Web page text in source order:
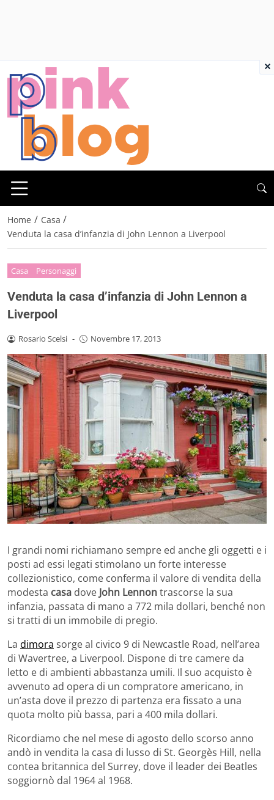
Home / Casa /
Venduta la casa d’infanzia di John Lennon a Liverpool
Casa Personaggi
Venduta la casa d’infanzia di John Lennon a
Liverpool
Rosario Scelsi - Novembre 17, 2013
I grandi nomi richiamano sempre ed anche gli oggetti e i
posti ad essi legati stimolano un forte interesse
collezionistico, come conferma il valore di vendita della
modesta casa dove John Lennontrascorse la sua
infanzia, passata di mano a 772 mila dollari, benché non
si tratti di un immobile di pregio.
La dimora sorge al civico 9 di Newcastle Road, nell’area
di Wavertree, a Liverpool. Dispone di tre camere da
letto e di ambienti abbastanza umili. Il suo acquisto è
avvenuto ad opera di un compratore americano, in
un’asta dove il prezzo di partenza era fissato a una
quota molto più bassa, pari a 400 mila dollari.
Ricordiamo che nel mese di agosto dello scorso anno
andò in vendita la casa di lusso di St. Georgès Hill, nella
contea britannica del Surrey, dove il leader dei Beatles
soggiornò dal 1964 al 1968.
×